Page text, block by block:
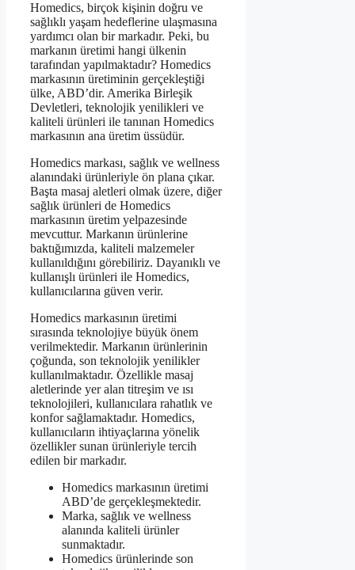
Homedics, birçok kişinin doğru ve
sağlıklı yaşam hedeflerine ulaşmasına
yardımcı olan bir markadır. Peki, bu
markanın üretimi hangi ülkenin
tarafından yapılmaktadır? Homedics
markasının üretiminin gerçekleştiği
ülke, ABD’dir. Amerika Birleşik
Devletleri, teknolojik yenilikleri ve
kaliteli ürünleri ile tanınan Homedics
markasının ana üretim üssüdür.
Homedics markası, sağlık ve wellness
alanındaki ürünleriyle ön plana çıkar.
Başta masaj aletleri olmak üzere, diğer
sağlık ürünleri de Homedics
markasının üretim yelpazesinde
mevcuttur. Markanın ürünlerine
baktığımızda, kaliteli malzemeler
kullanıldığını görebiliriz. Dayanıklı ve
kullanışlı ürünleri ile Homedics,
kullanıcılarına güven verir.
Homedics markasının üretimi
sırasında teknolojiye büyük önem
verilmektedir. Markanın ürünlerinin
çoğunda, son teknolojik yenilikler
kullanılmaktadır. Özellikle masaj
aletlerinde yer alan titreşim ve ısı
teknolojileri, kullanıcılara rahatlık ve
konfor sağlamaktadır. Homedics,
kullanıcıların ihtiyaçlarına yönelik
özellikler sunan ürünleriyle tercih
edilen bir markadır.
Homedics markasının üretimi
ABD’de gerçekleşmektedir.
Marka, sağlık ve wellness
alanında kaliteli ürünler
sunmaktadır.
Homedics ürünlerinde son